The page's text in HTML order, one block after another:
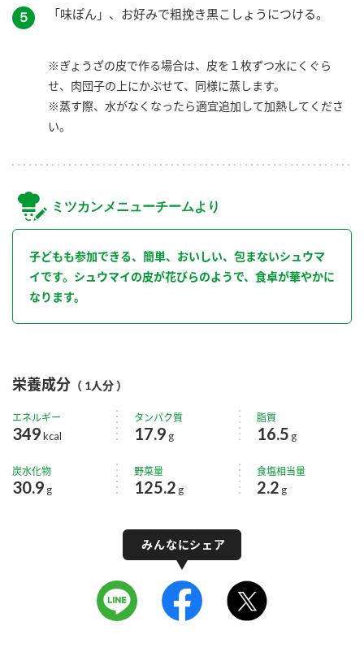
５ 「味ぽん」、お好みで粗挽き黒こしょうにつける。
※ぎょうざの皮で作る場合は、皮を１枚ずつ水にくぐら
せ、肉団子の上にかぶせて、同様に蒸します。
※蒸す際、水がなくなったら適宜追加して加熱してくださ
い。
ミツカンメニューチームより
子どもも参加できる、簡単、おいしい、包まないシュウマ
イです。シュウマイの皮が花びらのようで、食卓が華やかに
なります。
栄養成分 （ 1人分 ）
エネルギー
349kcal
タンパク質
17.9 g
脂質
16.5 g
炭水化物
30.9 g
野菜量
125.2 g
食塩相当量
2.2 g